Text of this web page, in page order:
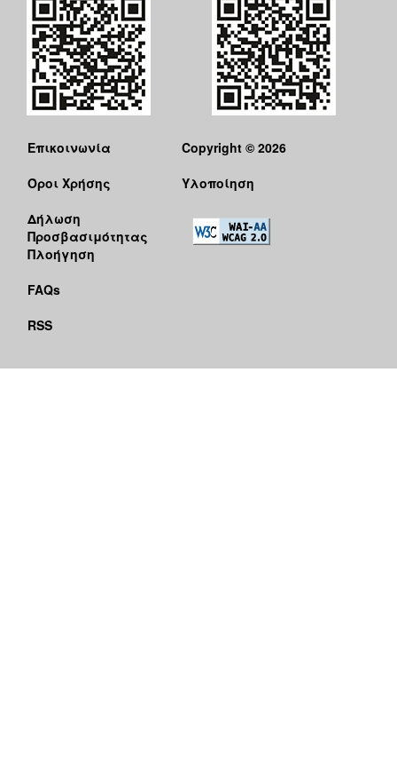
Επικοινωνία
Όροι Χρήσης
Δήλωση
Προσβασιμότητας
Πλοήγηση
FAQs
RSS
Copyright © 2026
Υλοποίηση